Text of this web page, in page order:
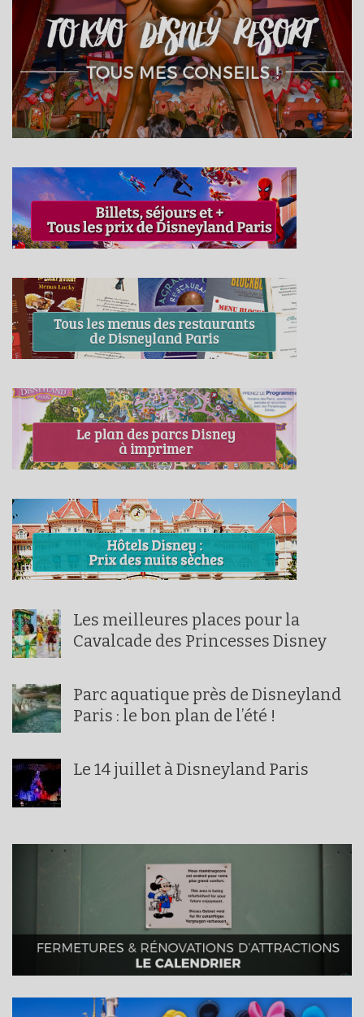
Les meilleures places pour la
Cavalcade des Princesses Disney
Parc aquatique près de Disneyland
Paris : le bon plan de l’été !
Le 14 juillet à Disneyland Paris